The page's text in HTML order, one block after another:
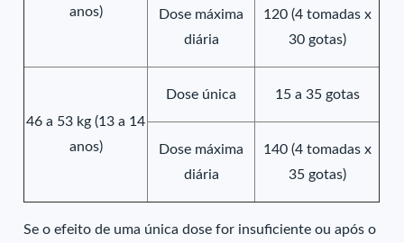
anos)
Dose máxima
diária
120 (4 tomadas x
30 gotas)
46 a 53 kg (13 a 14
anos)
Dose única 15 a 35 gotas
Dose máxima
diária
140 (4 tomadas x
35 gotas)
Se o efeito de uma única dose for insuficiente ou após o